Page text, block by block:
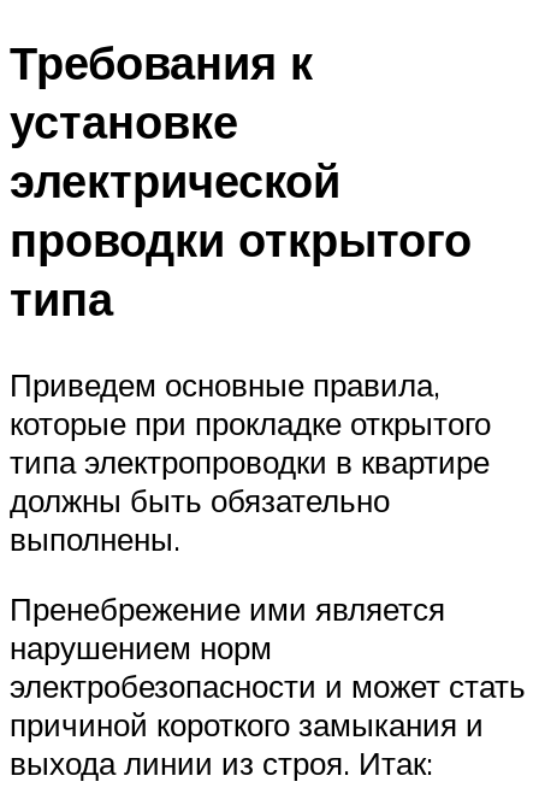
Требования к
установке
электрической
проводки открытого
типа
Приведем основные правила,
которые при прокладке открытого
типа электропроводки в квартире
должны быть обязательно
выполнены.
Пренебрежение ими является
нарушением норм
электробезопасности и может стать
причиной короткого замыкания и
выхода линии из строя. Итак: